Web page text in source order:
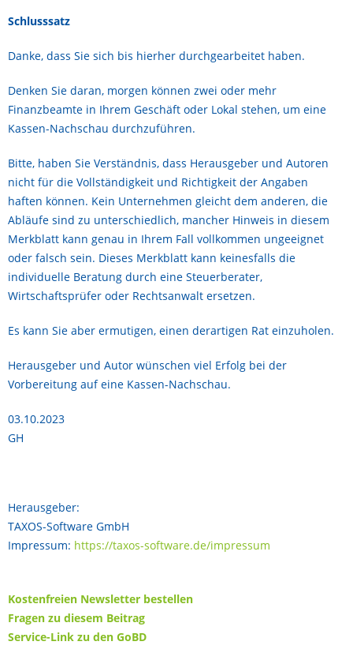
Schlusssatz
Danke, dass Sie sich bis hierher durchgearbeitet haben.
Denken Sie daran, morgen können zwei oder mehr
Finanzbeamte in Ihrem Geschäft oder Lokal stehen, um eine
Kassen-Nachschau durchzuführen.
Bitte, haben Sie Verständnis, dass Herausgeber und Autoren
nicht für die Vollständigkeit und Richtigkeit der Angaben
haften können. Kein Unternehmen gleicht dem anderen, die
Abläufe sind zu unterschiedlich, mancher Hinweis in diesem
Merkblatt kann genau in Ihrem Fall vollkommen ungeeignet
oder falsch sein. Dieses Merkblatt kann keinesfalls die
individuelle Beratung durch eine Steuerberater,
Wirtschaftsprüfer oder Rechtsanwalt ersetzen.
Es kann Sie aber ermutigen, einen derartigen Rat einzuholen.
Herausgeber und Autor wünschen viel Erfolg bei der
Vorbereitung auf eine Kassen-Nachschau.
03.10.2023
GH
Herausgeber:
TAXOS-Software GmbH
Impressum: https://taxos-software.de/impressum
Kostenfreien Newsletter bestellen
Fragen zu diesem Beitrag
Service-Link zu den GoBD